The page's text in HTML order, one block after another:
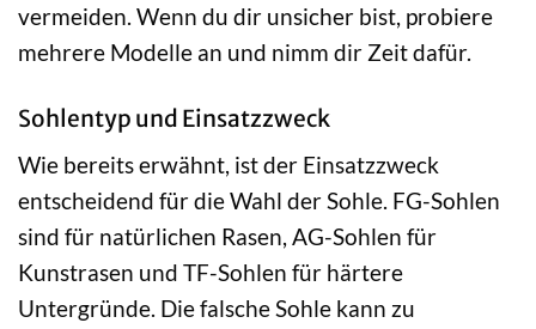
vermeiden. Wenn du dir unsicher bist, probiere
mehrere Modelle an und nimm dir Zeit dafür.
Sohlentyp und Einsatzzweck
Wie bereits erwähnt, ist der Einsatzzweck
entscheidend für die Wahl der Sohle. FG-Sohlen
sind für natürlichen Rasen, AG-Sohlen für
Kunstrasen und TF-Sohlen für härtere
Untergründe. Die falsche Sohle kann zu